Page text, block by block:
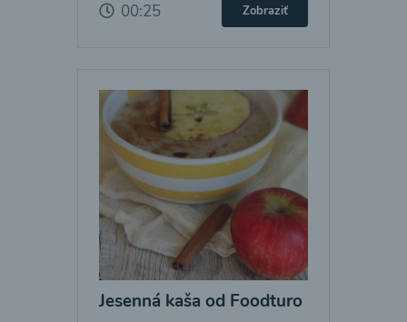
00:25 Zobraziť
Jesenná kaša od Foodturo